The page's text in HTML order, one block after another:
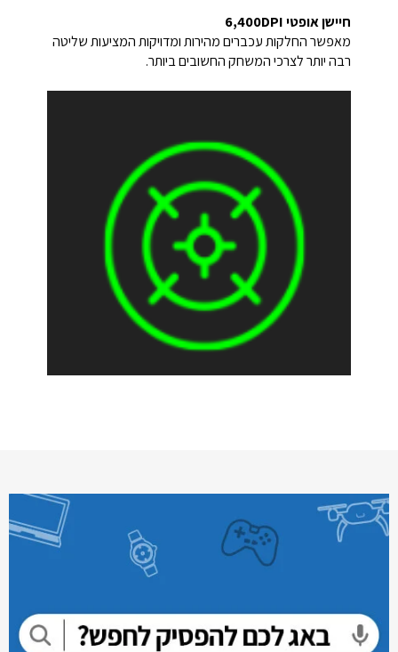
חיישן אופטי 6,400DPI
מאפשר החלקות עכברים מהירות ומדויקות המציעות שליטה
רבה יותר לצרכי המשחק החשובים ביותר.